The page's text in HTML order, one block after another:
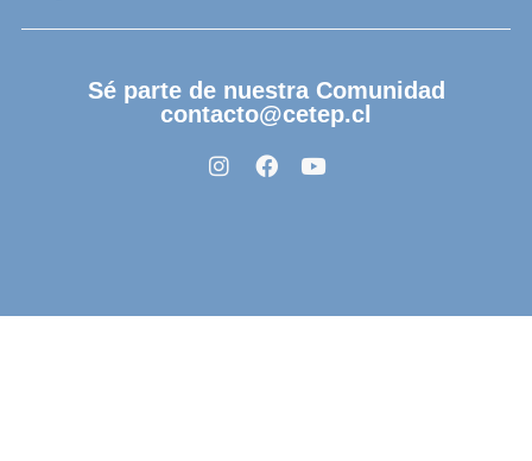
Sé parte de nuestra Comunidad
contacto@cetep.cl